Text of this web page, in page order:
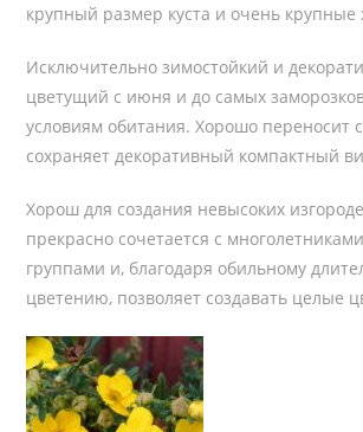
крупный размер куста и очень крупные
Исключительно зимостойкий и
цветущий с июня и до самых
условиям обитания. Хорошо переносит
сохраняет декоративный компактный
Хорош для создания невысоких
прекрасно сочетается с
группами и, благодаря обильному
цветению, позволяет создавать целые